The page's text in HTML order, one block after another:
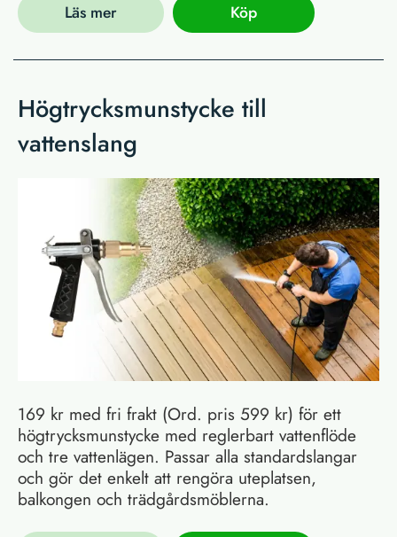
Läs mer Köp
Högtrycksmunstycke till
vattenslang
169 kr med fri frakt (Ord. pris 599 kr) för ett
högtrycksmunstycke med reglerbart vattenflöde
och tre vattenlägen. Passar alla standardslangar
och gör det enkelt att rengöra uteplatsen,
balkongen och trädgårdsmöblerna.